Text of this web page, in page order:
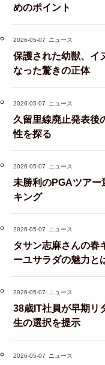
めのポイント
2026-05-07 ニュース
保護された幼獣、イ
なった驚きの正体
2026-05-07 ニュース
久留里線廃止発表後
性を探る
2026-05-07 ニュース
未勝利のPGAツアー
キング
2026-05-07 ニュース
タサン志麻さんの春
ーユサラダの魅力と
2026-05-07 ニュース
38歳IT社員が早期リ
生の選択を提示
2026-05-07 ニュース